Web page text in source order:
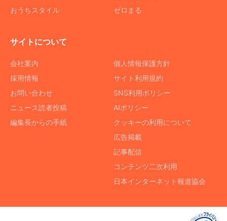
おうちスタイル
ゼロまる
サイトについて
会社案内
採用情報
お問い合わせ
ニュース読者投稿
編集長からの手紙
個人情報保護方針
サイト利用規約
SNS利用ポリシー
AIポリシー
クッキーの利用について
広告掲載
記事配信
コンテンツ二次利用
日本インターネット報道協会